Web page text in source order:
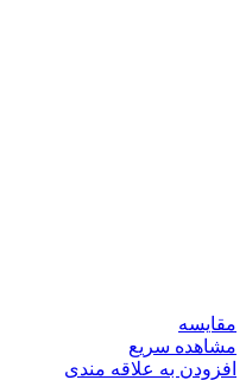
مقایسه
مشاهده سریع
افزودن به علاقه مندی